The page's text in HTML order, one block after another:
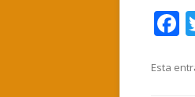
F
e
Esta